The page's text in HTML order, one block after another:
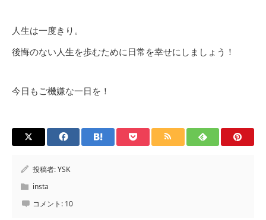
人生は一度きり。
後悔のない人生を歩むために日常を幸せにしましょう！
今日もご機嫌な一日を！
投稿者:YSK
insta
コメント: 10